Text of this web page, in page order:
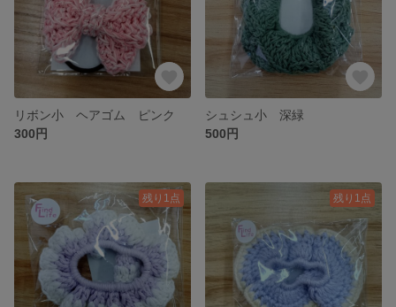
リボン小 ヘアゴム ピンク
300円
シュシュ小 深緑
500円
残り1点 残り1点